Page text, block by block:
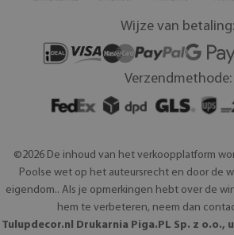
Wijze van betaling:
Verzendmethode:
©2026 De inhoud van het verkoopplatform
Poolse wet op het auteursrecht en door de
eigendom.. Als je opmerkingen hebt over de
hem te verbeteren, neem dan
Tulupdecor.nl Drukarnia Piga.PL Sp. z o.o.,